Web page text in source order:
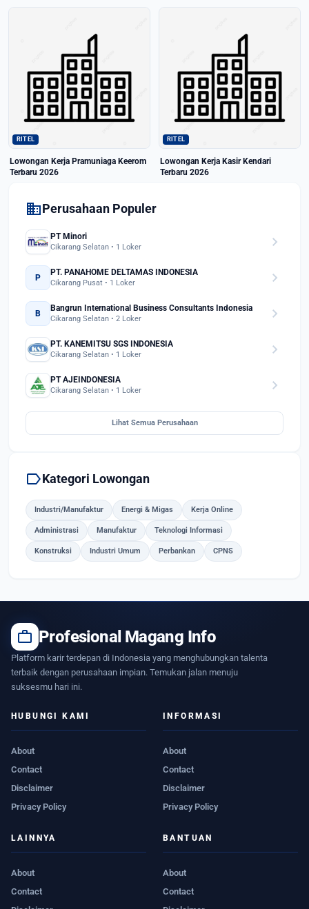
RITEL
Lowongan Kerja Pramuniaga Keerom
Terbaru 2026
RITEL
Lowongan Kerja Kasir Kendari
Terbaru 2026
domainPerusahaan Populer
PT Minori
Cikarang Selatan • 1 Loker chevron_right
P
PT. PANAHOME DELTAMAS INDONESIA
Cikarang Pusat • 1 Loker chevron_right
B
Bangrun International Business Consultants Indonesia
Cikarang Selatan • 2 Loker chevron_right
PT. KANEMITSU SGS INDONESIA
Cikarang Selatan • 1 Loker chevron_right
PT AJEINDONESIA
Cikarang Selatan • 1 Loker chevron_right
Lihat Semua Perusahaan
labelKategori Lowongan
Industri/Manufaktur Energi & Migas Kerja Online
Administrasi Manufaktur Teknologi Informasi
Konstruksi Industri Umum Perbankan CPNS
work Profesional Magang Info
Platform karir terdepan di Indonesia yang menghubungkan talenta
terbaik dengan perusahaan impian. Temukan jalan menuju
suksesmu hari ini.
HUBUNGI KAMI
About
Contact
Disclaimer
Privacy Policy
INFORMASI
About
Contact
Disclaimer
Privacy Policy
LAINNYA
About
Contact
BANTUAN
About
Contact